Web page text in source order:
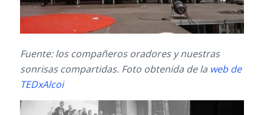
Fuente: los compañeros oradores y nuestras
sonrisas compartidas. Foto obtenida de la web de
TEDxAlcoi